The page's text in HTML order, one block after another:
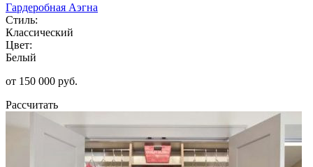
Гардеробная Аэгна
Стиль:
Классический
Цвет:
Белый
от 150 000 руб.
Рассчитать